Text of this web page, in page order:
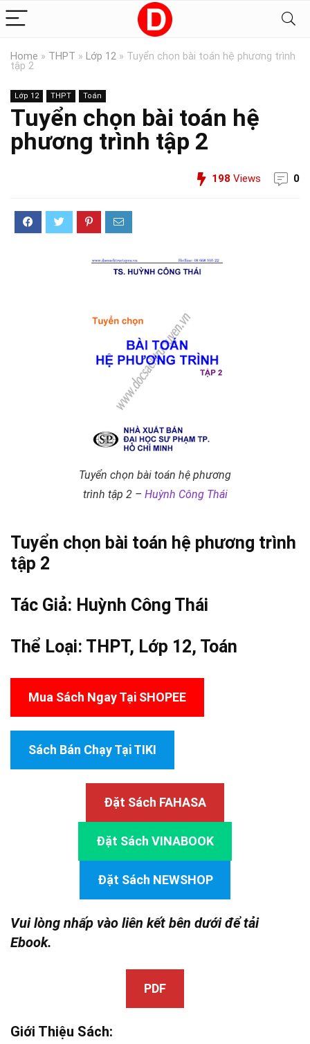
Home » THPT » Lớp 12 » Tuyển chọn bài toán hệ phương trình
tập 2
Lớp 12 THPT Toán
Tuyển chọn bài toán hệ
phương trình tập 2
198 Views 0
Tuyển chọn bài toán hệ phương
trình tập 2 – Huỳnh Công Thái
Tuyển chọn bài toán hệ phương trình
tập 2
Tác Giả: Huỳnh Công Thái
Thể Loại: THPT, Lớp 12, Toán
Mua Sách Ngay Tại SHOPEE
Sách Bán Chạy Tại TIKI
Đặt Sách FAHASA
Đặt Sách VINABOOK
Đặt Sách NEWSHOP
Vui lòng nhấp vào liên kết bên dưới để tải
Ebook.
PDF
Giới Thiệu Sách: